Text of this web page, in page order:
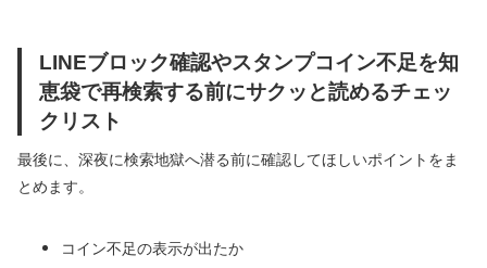
LINEブロック確認やスタンプコイン不足を知
恵袋で再検索する前にサクッと読めるチェッ
クリスト
最後に、深夜に検索地獄へ潜る前に確認してほしいポイントをま
とめます。
コイン不足の表示が出たか